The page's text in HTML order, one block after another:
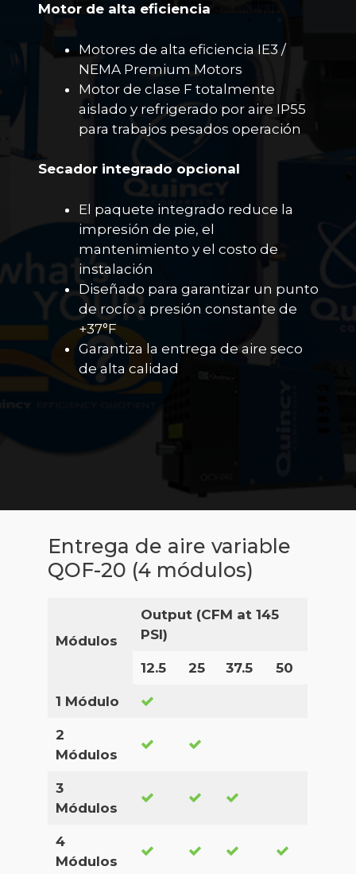
Motor de alta eficiencia
Motores de alta eficiencia IE3 /
NEMA Premium Motors
Motor de clase F totalmente
aislado y refrigerado por aire IP55
para trabajos pesados operación
Secador integrado opcional
El paquete integrado reduce la
impresión de pie, el
mantenimiento y el costo de
instalación
Diseñado para garantizar un punto
de rocío a presión constante de
+37°F
Garantiza la entrega de aire seco
de alta calidad
Entrega de aire variable
QOF-20 (4 módulos)
Módulos
Output (CFM at 145
PSI)
12.5 25 37.5 50
1 Módulo
2
Módulos
3
Módulos
4
Módulos